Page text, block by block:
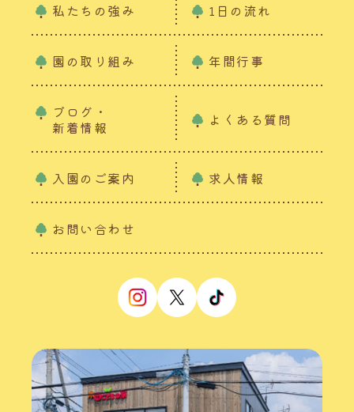
私たちの強み 1日の流れ
園の取り組み 年間行事
ブログ・
新着情報
よくある質問
入園のご案内 求人情報
お問い合わせ